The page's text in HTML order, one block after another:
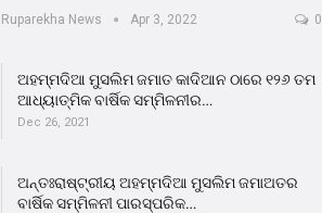
Ruparekha News Apr 3, 2022 0
ଅହମ୍ମଦିଆ ମୁସଲିମ ଜମାତ କାଦିଆନ ଠାରେ ୧୨୬ ତମ
ଆଧ୍ୟାତ୍ମିକ ବାର୍ଷିକ ସମ୍ମିଳନୀର…
Dec 26, 2021
ଅନ୍ତଃରାଷ୍ଟ୍ରୀୟ ଅହମ୍ମଦିଆ ମୁସଲିମ ଜମାଅତର
ବାର୍ଷିକ ସମ୍ମିଳନୀ ପାରସ୍ପରିକ…